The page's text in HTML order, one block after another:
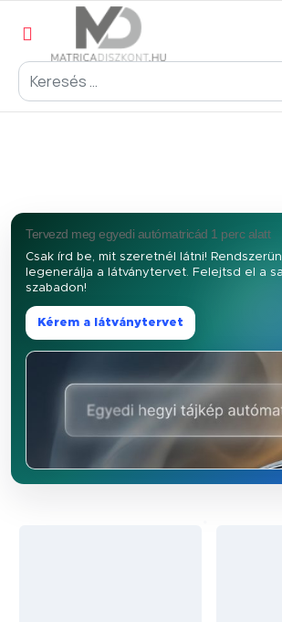
Tervezd meg egyedi autómatricád 1 perc alatt
Csak írd be, mit szeretnél látni!
legenerálja a látványtervet. Felejtsd el a
szabadon!
Kérem a látványtervet